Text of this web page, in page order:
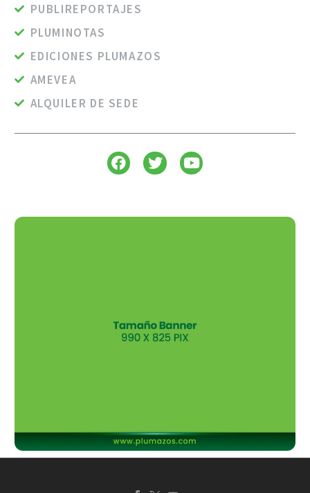
PUBLIREPORTAJES
PLUMINOTAS
EDICIONES PLUMAZOS
AMEVEA
ALQUILER DE SEDE